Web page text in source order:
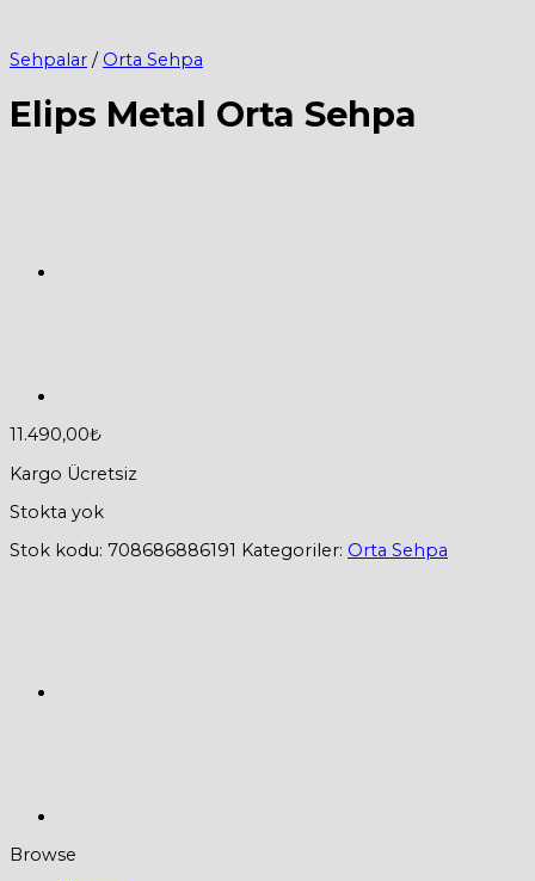
Sehpalar / Orta Sehpa
Elips Metal Orta Sehpa
11.490,00₺
Kargo Ücretsiz
Stokta yok
Stok kodu: 708686886191 Kategoriler: Orta Sehpa
Browse